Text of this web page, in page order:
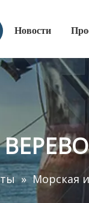
Новости
» Морская